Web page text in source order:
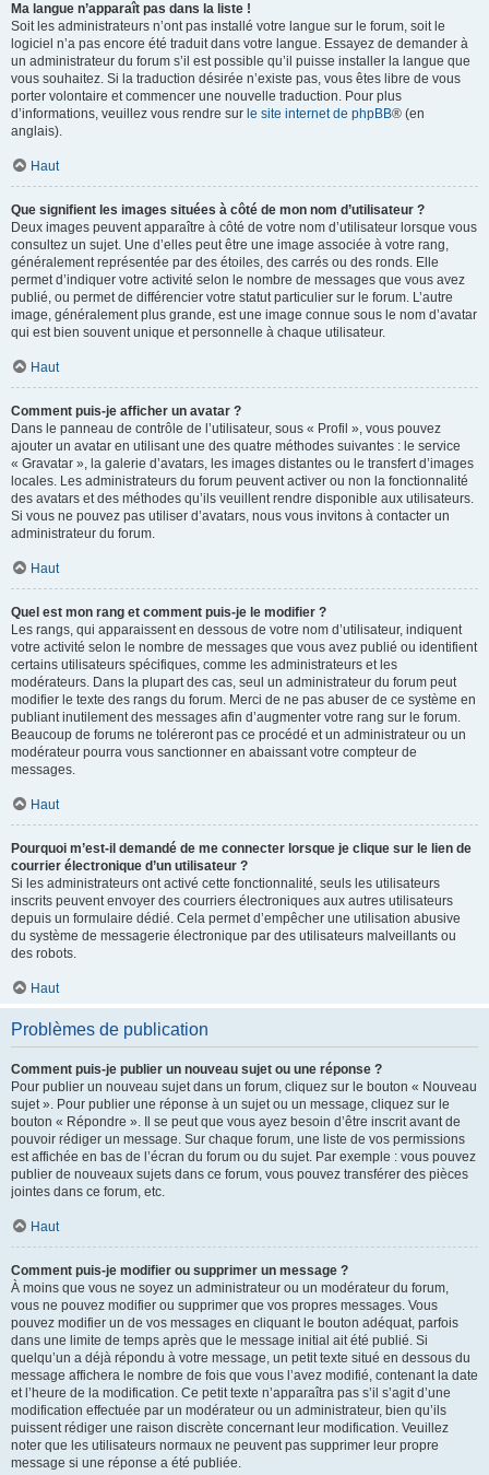
Ma langue n’apparaît pas dans la liste !
Soit les administrateurs n’ont pas installé votre langue sur le forum, soit le
logiciel n’a pas encore été traduit dans votre langue. Essayez de demander à
un administrateur du forum s’il est possible qu’il puisse installer la langue que
vous souhaitez. Si la traduction désirée n’existe pas, vous êtes libre de vous
porter volontaire et commencer une nouvelle traduction. Pour plus
d’informations, veuillez vous rendre sur le site internet de phpBB® (en
anglais).
Haut
Que signifient les images situées à côté de mon nom d’utilisateur ?
Deux images peuvent apparaître à côté de votre nom d’utilisateur lorsque vous
consultez un sujet. Une d’elles peut être une image associée à votre rang,
généralement représentée par des étoiles, des carrés ou des ronds. Elle
permet d’indiquer votre activité selon le nombre de messages que vous avez
publié, ou permet de différencier votre statut particulier sur le forum. L’autre
image, généralement plus grande, est une image connue sous le nom d’avatar
qui est bien souvent unique et personnelle à chaque utilisateur.
Haut
Comment puis-je afficher un avatar ?
Dans le panneau de contrôle de l’utilisateur, sous « Profil », vous pouvez
ajouter un avatar en utilisant une des quatre méthodes suivantes : le service
« Gravatar », la galerie d’avatars, les images distantes ou le transfert d’images
locales. Les administrateurs du forum peuvent activer ou non la fonctionnalité
des avatars et des méthodes qu’ils veuillent rendre disponible aux utilisateurs.
Si vous ne pouvez pas utiliser d’avatars, nous vous invitons à contacter un
administrateur du forum.
Haut
Quel est mon rang et comment puis-je le modifier ?
Les rangs, qui apparaissent en dessous de votre nom d’utilisateur, indiquent
votre activité selon le nombre de messages que vous avez publié ou identifient
certains utilisateurs spécifiques, comme les administrateurs et les
modérateurs. Dans la plupart des cas, seul un administrateur du forum peut
modifier le texte des rangs du forum. Merci de ne pas abuser de ce système en
publiant inutilement des messages afin d’augmenter votre rang sur le forum.
Beaucoup de forums ne toléreront pas ce procédé et un administrateur ou un
modérateur pourra vous sanctionner en abaissant votre compteur de
messages.
Haut
Pourquoi m’est-il demandé de me connecter lorsque je clique sur le lien de
courrier électronique d’un utilisateur ?
Si les administrateurs ont activé cette fonctionnalité, seuls les utilisateurs
inscrits peuvent envoyer des courriers électroniques aux autres utilisateurs
depuis un formulaire dédié. Cela permet d’empêcher une utilisation abusive
du système de messagerie électronique par des utilisateurs malveillants ou
des robots.
Haut
Problèmes de publication
Comment puis-je publier un nouveau sujet ou une réponse ?
Pour publier un nouveau sujet dans un forum, cliquez sur le bouton « Nouveau
sujet ». Pour publier une réponse à un sujet ou un message, cliquez sur le
bouton « Répondre ». Il se peut que vous ayez besoin d’être inscrit avant de
pouvoir rédiger un message. Sur chaque forum, une liste de vos permissions
est affichée en bas de l’écran du forum ou du sujet. Par exemple : vous pouvez
publier de nouveaux sujets dans ce forum, vous pouvez transférer des pièces
jointes dans ce forum, etc.
Haut
Comment puis-je modifier ou supprimer un message ?
À moins que vous ne soyez un administrateur ou un modérateur du forum,
vous ne pouvez modifier ou supprimer que vos propres messages. Vous
pouvez modifier un de vos messages en cliquant le bouton adéquat, parfois
dans une limite de temps après que le message initial ait été publié. Si
quelqu’un a déjà répondu à votre message, un petit texte situé en dessous du
message affichera le nombre de fois que vous l’avez modifié, contenant la date
et l’heure de la modification. Ce petit texte n’apparaîtra pas s’il s’agit d’une
modification effectuée par un modérateur ou un administrateur, bien qu’ils
puissent rédiger une raison discrète concernant leur modification. Veuillez
noter que les utilisateurs normaux ne peuvent pas supprimer leur propre
message si une réponse a été publiée.